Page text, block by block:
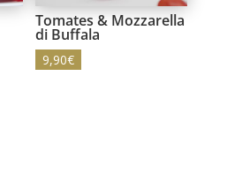
Tomates & Mozzarella
di Buffala
9,90€